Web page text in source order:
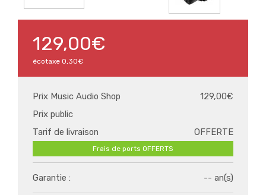
129,00€
écotaxe 0,30€
Prix Music Audio Shop
129,00€
Prix public
Tarif de livraison
OFFERTE
Frais de ports OFFERTS
Garantie : -- an(s)